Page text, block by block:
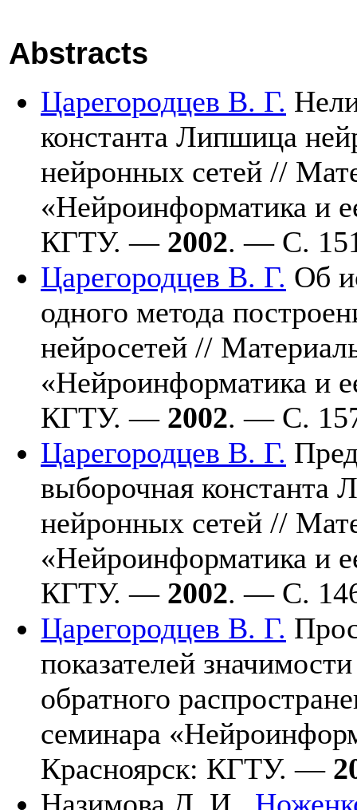
Abstracts
Царегородцев В. Г.
константа Липшица
нейронных сетей //
«Нейроинформатика и
КГТУ. — 2002. — C. 1
Царегородцев В. Г. Об
одного метода
нейросетей //
«Нейроинформатика и
КГТУ. — 2002. — С. 1
Царегородцев В. Г.
выборочная константа
нейронных сетей //
«Нейроинформатика и
КГТУ. — 2002. — C. 1
Царегородцев В. Г.
показателей
обратного
семинара
Красноярск: КГТУ. —